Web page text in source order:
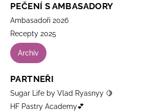
PEČENÍ S AMBASADORY
Ambasadoři 2026
Recepty 2025
Archiv
PARTNEŘI
Sugar Life by Vlad Ryasnyy 🍋
HF Pastry Academy💕